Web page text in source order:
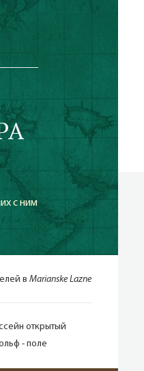
с ним
в Marianske Lazne
открытый
- поле